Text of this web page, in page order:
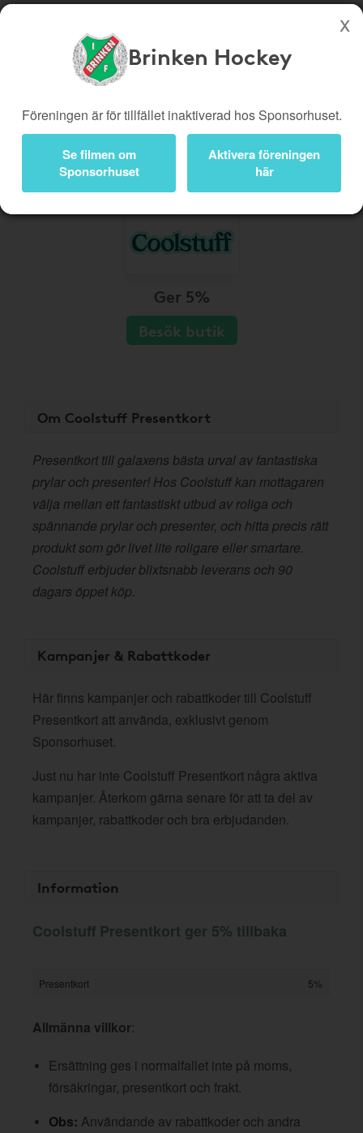
Köp genom denna sida stöttar Brinken Hockey
Presentkort
Kampanjer
Bli medlem
Logga in
Brinken Hockey
Föreningen är för tillfället inaktiverad hos Sponsorhuset.
Se filmen om
Sponsorhuset
Aktivera föreningen
här
Ger 5%
Besök butik
Om Coolstuff Presentkort
Presentkort till galaxens bästa urval av fantastiska
prylar och presenter! Hos Coolstuff kan mottagaren
välja mellan ett fantastiskt utbud av roliga och
spännande prylar och presenter, och hitta precis rätt
produkt som gör livet lite roligare eller smartare.
Coolstuff erbjuder blixtsnabb leverans och 90
dagars öppet köp.
Kampanjer & Rabattkoder
Här finns kampanjer och rabattkoder till Coolstuff
Presentkort att använda, exklusivt genom
Sponsorhuset.
Just nu har inte Coolstuff Presentkort några aktiva
kampanjer. Återkom gärna senare för att ta del av
kampanjer, rabattkoder och bra erbjudanden.
Information
Coolstuff Presentkort ger 5% tillbaka
Presentkort 5%
Allmänna villkor:
Ersättning ges i normalfallet inte på moms,
försäkringar, presentkort och frakt.
Obs: Användande av rabattkoder och andra